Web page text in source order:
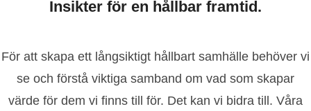
Insikter för en hållbar framtid.
För att skapa ett långsiktigt hållbart samhälle behöver vi
se och förstå viktiga samband om vad som skapar
värde för dem vi finns till för. Det kan vi bidra till. Våra